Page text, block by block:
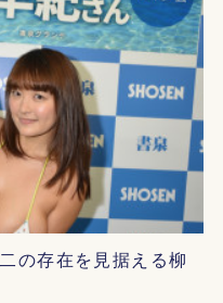
の存在を見据える柳